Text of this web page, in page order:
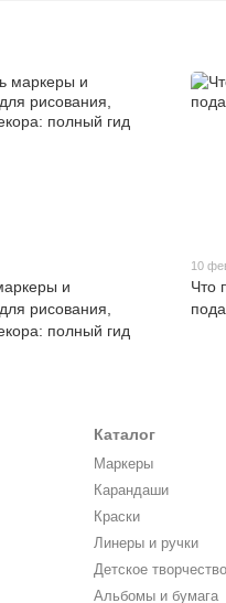
и
рисования,
полный гид
10
Что
Каталог
Маркеры
Карандаши
Краски
Линеры и ручки
Детское творчество
Альбомы и бумага